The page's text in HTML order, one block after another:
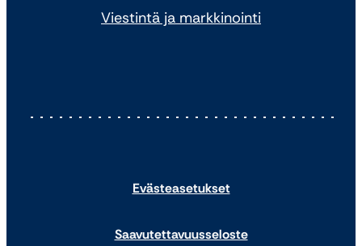
Viestintä ja markkinointi
Evästeasetukset
Saavutettavuusseloste